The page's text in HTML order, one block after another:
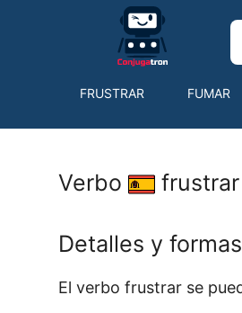
FRUSTRAR FUMAR
Verbo
Detalles y
El verbo frustrar se